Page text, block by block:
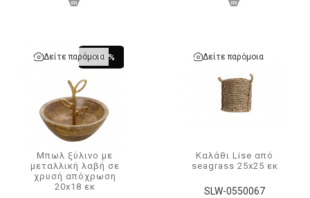
-10 %
Δείτε παρόμοια
Μπωλ ξύλινο με
μεταλλική λαβή σε
χρυσή απόχρωση
20x18 εκ
Δείτε παρόμοια
SLW-0550067
Καλάθι Lise από
seagrass 25x25 εκ